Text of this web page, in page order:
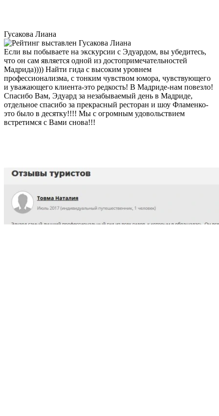
Гусакова Лиана
Если вы побываете на экскурсии с Эдуардом, вы убедитесь,
что он сам является одной из достопримечательностей
Мадрида)))) Найти гида с высоким уровнем
профессионализма, с тонким чувством юмора, чувствующего
и уважающего клиента-это редкость! В Мадриде-нам повезло!
Спасибо Вам, Эдуард за незабываемый день в Мадриде,
отдельное спасибо за прекрасный ресторан и шоу Фламенко-
это было в десятку!!!! Мы с огромным удовольствием
встретимся с Вами снова!!!